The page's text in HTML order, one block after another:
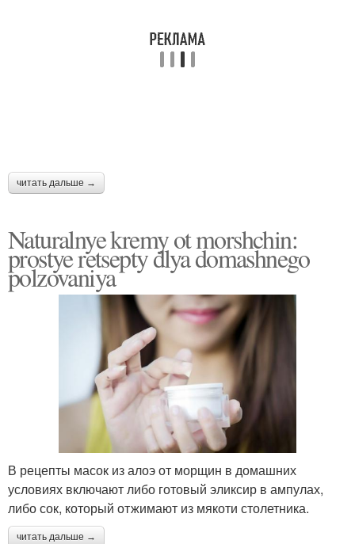
читать дальше →
Naturalnye kremy ot morshchin:
prostye retsepty dlya domashnego
polzovaniya
В рецепты масок из алоэ от морщин в домашних
условиях включают либо готовый эликсир в ампулах,
либо сок, который отжимают из мякоти столетника.
читать дальше →